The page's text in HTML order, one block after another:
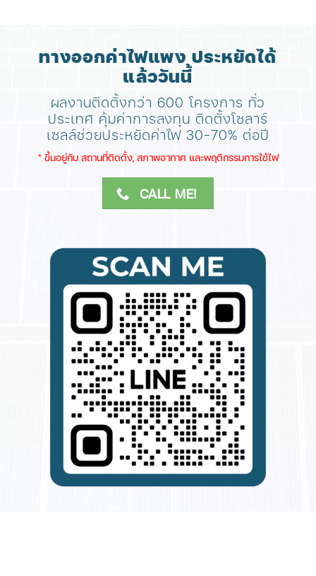
ทางออกค่าไฟแพง ประหยัดได้
แล้ววันนี้
ผลงานติดตั้งกว่า 600 โครงการ ทั่ว
ประเทศ คุ้มค่าการลงทุน ติดตั้งโซลาร์
เซลล์ช่วยประหยัดค่าไฟ 30-70% ต่อปี
​* ขึ้นอยู่กับ สถานที่ติดตั้ง, สภาพอากาศ​ และพฤติกรรมการใช้ไฟ
CALL ME!